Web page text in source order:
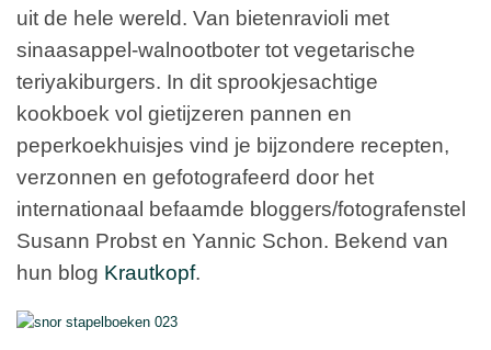
uit de hele wereld. Van bietenravioli met
sinaasappel-walnootboter tot vegetarische
teriyakiburgers. In dit sprookjesachtige
kookboek vol gietijzeren pannen en
peperkoekhuisjes vind je bijzondere recepten,
verzonnen en gefotografeerd door het
internationaal befaamde bloggers/fotografenstel
Susann Probst en Yannic Schon. Bekend van
hun blog Krautkopf.